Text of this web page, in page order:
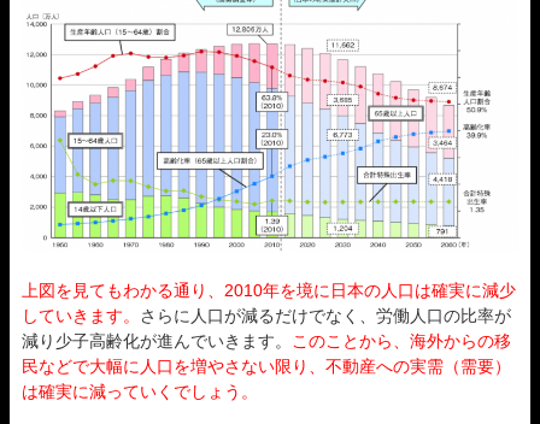
上図を見てもわかる通り、2010年を境に日本の人口は確実に減少
していきます。 さらに人口が減るだけでなく、労働人口の比率が
減り少子高齢化が進んでいきます。 このことから、海外からの移
民などで大幅に人口を増やさない限り、不動産への実需（需要）
は確実に減っていくでしょう。